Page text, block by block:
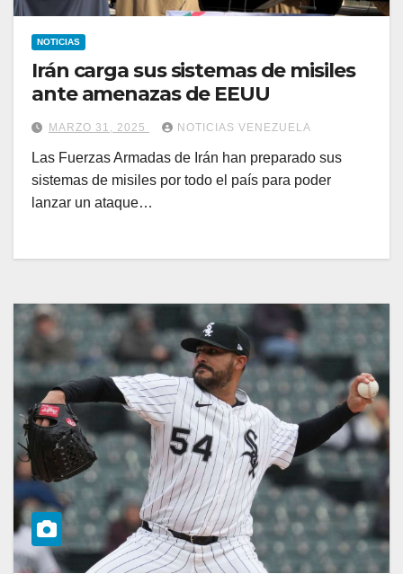
NOTICIAS
Irán carga sus sistemas de misiles
ante amenazas de EEUU
MARZO 31, 2025 NOTICIAS VENEZUELA
Las Fuerzas Armadas de Irán han preparado sus
sistemas de misiles por todo el país para poder
lanzar un ataque…